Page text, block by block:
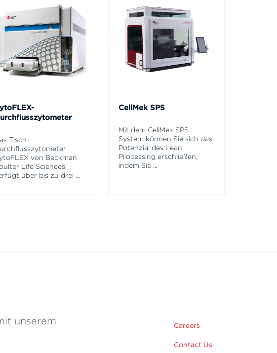
Tisch-
von Beckman
Life Sciences
über bis zu drei ...
CellMek SPS
Mit dem CellMek SPS
System können Sie sich das
Potenzial des Lean
Processing erschließen,
indem Sie ...
unserem
Careers
Contact Us